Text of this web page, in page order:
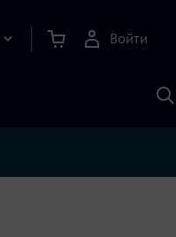
Войти